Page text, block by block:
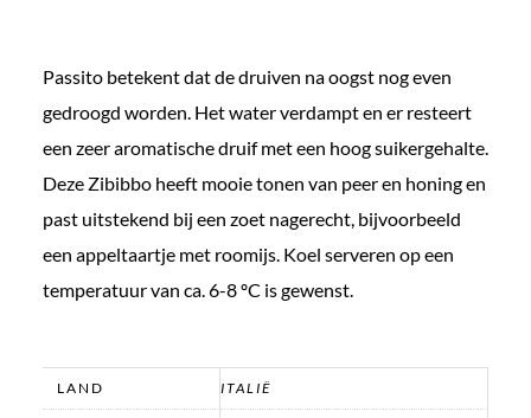
Passito betekent dat de druiven na oogst nog even
gedroogd worden. Het water verdampt en er resteert
een zeer aromatische druif met een hoog suikergehalte.
Deze Zibibbo heeft mooie tonen van peer en honing en
past uitstekend bij een zoet nagerecht, bijvoorbeeld
een appeltaartje met roomijs. Koel serveren op een
temperatuur van ca. 6-8 ºC is gewenst.
LAND ITALIË